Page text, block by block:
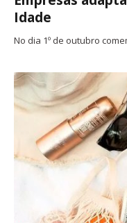
Idade
No dia 1º de outubro